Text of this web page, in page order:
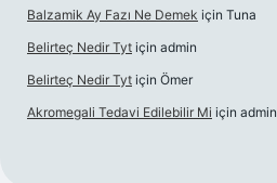
Balzamik Ay Fazı Ne Demek için Tuna
Belirteç Nedir Tyt için admin
Belirteç Nedir Tyt için Ömer
Akromegali Tedavi Edilebilir Mi için admin